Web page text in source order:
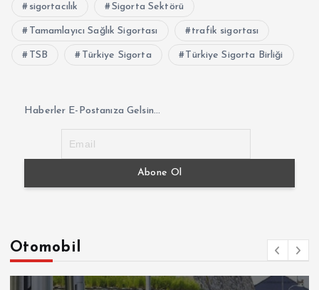
sigortacılık Sigorta Sektörü
Tamamlayıcı Sağlık Sigortası trafik sigortası
TSB Türkiye Sigorta Türkiye Sigorta Birliği
Haberler E-Postanıza Gelsin...
Otomobil